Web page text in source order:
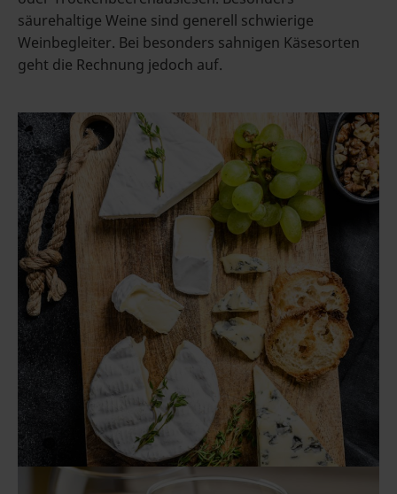
säurehaltige Weine sind generell schwierige
Weinbegleiter. Bei besonders sahnigen Käsesorten
geht die Rechnung jedoch auf.